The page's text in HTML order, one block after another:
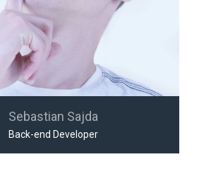
Sebastian Sajda
Back-end Developer